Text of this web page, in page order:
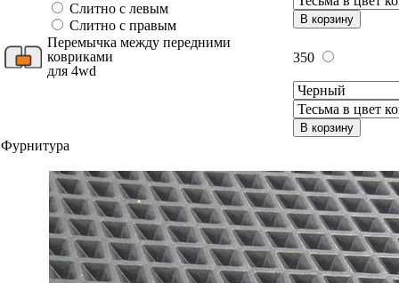
Слитно с левым
Слитно с правым
В корзину
Перемычка между передними
ковриками
для 4wd
350
В корзину
Фурнитура